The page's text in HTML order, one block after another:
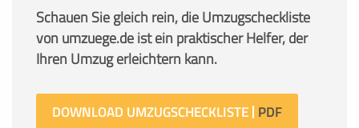
Schauen Sie gleich rein, die Umzugscheckliste
von umzuege.de ist ein praktischer Helfer, der
Ihren Umzug erleichtern kann.
DOWNLOAD UMZUGSCHECKLISTE